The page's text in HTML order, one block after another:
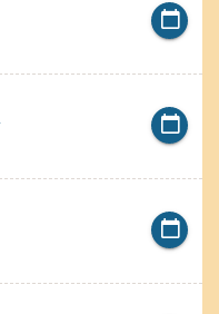
calendar_today
calendar_today
calendar_today